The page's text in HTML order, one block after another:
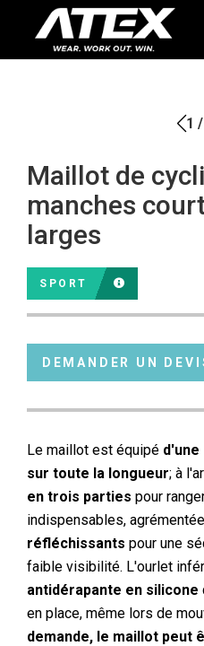
Maillot de
manches
larges
SPORT
DEMANDER UN
Le maillot est équipé d'une
sur toute la longueur; à
en trois parties pour
indispensables, agrémentée
réfléchissants pour une
faible visibilité. L'ourlet
antidérapante en silicone
en place, même lors de
demande, le maillot peut
1 /